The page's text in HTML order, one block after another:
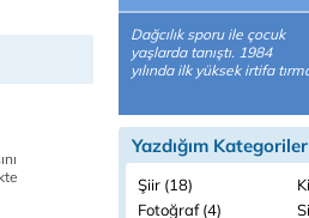
Dağcılık sporu ile çocuk
yaşlarda tanıştı. 1984
yılında ilk yüksek irtifa
Yazdığım Kategoriler
Şiir (18)
Fotoğraf (4)